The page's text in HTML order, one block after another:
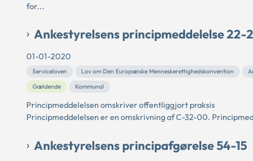
for...
Ankestyrelsens principmeddelelse 22-
01-01-2020
Serviceloven Lov om Den Europæiske Menneskerettighedskonvention
Gældende
Kommunal
Principmeddelelsen omskriver offentliggjort praksis
Principmeddelelsen er en omskrivning af C-32-00.
Ankestyrelsens principafgørelse 54-15